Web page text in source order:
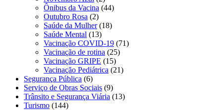
Ônibus da Vacina (44)
Outubro Rosa (2)
Saúde da Mulher(18)
Saúde Mental (13)
Vacinação COVID-19 (71)
Vacinação de rotina (25)
Vacinação GRIPE (15)
Vacinação Pediátrica (21)
Segurança Pública (6)
Serviço de Obras Sociais (9)
Trânsito e Segurança Viária (13)
Turismo (144)